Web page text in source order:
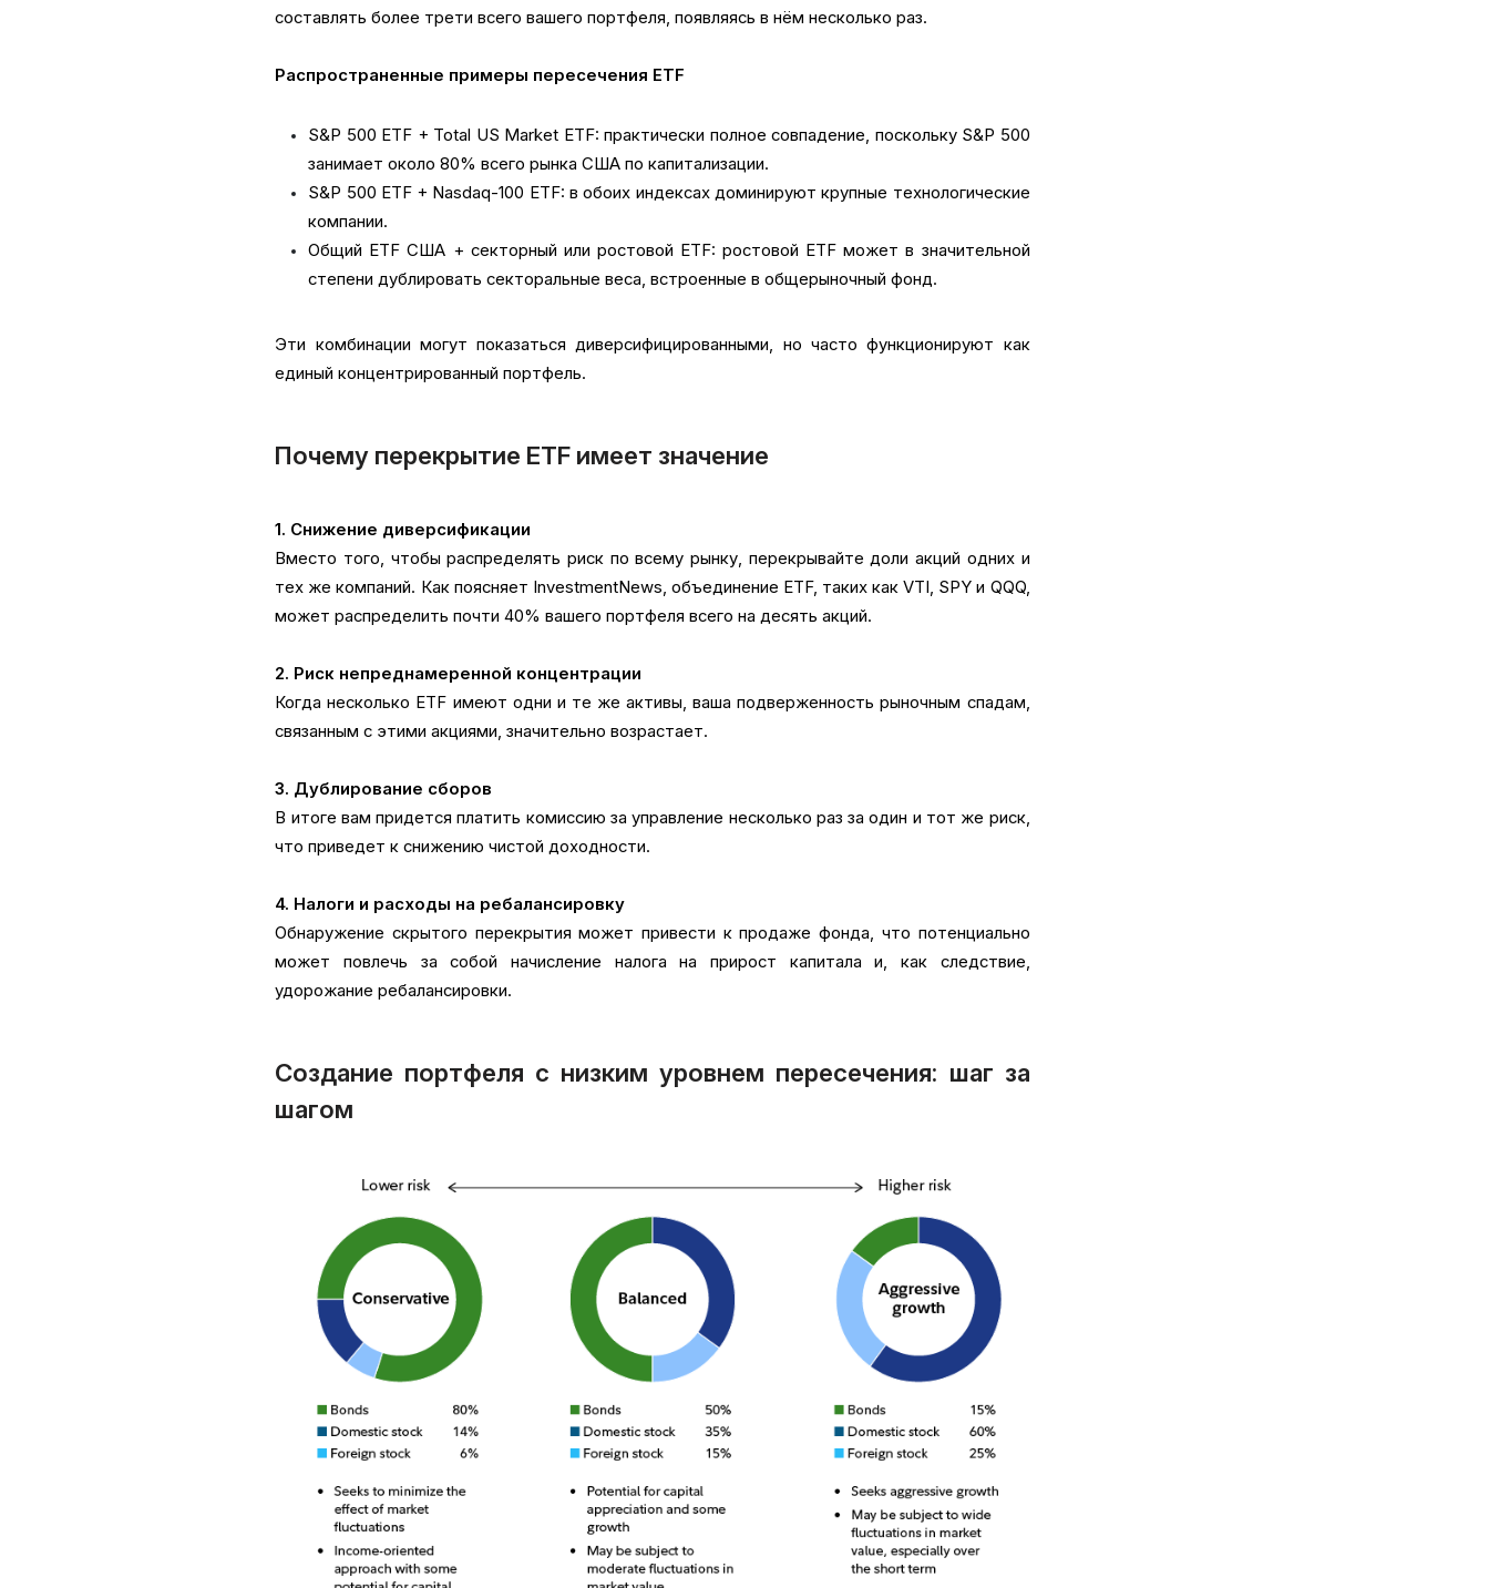
составлять более трети всего вашего портфеля, появляясь в нём несколько раз.
Распространенные примеры пересечения ETF
S&P 500 ETF + Total US Market ETF: практически полное совпадение, поскольку S&P 500
занимает около 80% всего рынка США по капитализации.
S&P 500 ETF + Nasdaq-100 ETF: в обоих индексах доминируют крупные технологические
компании.
Общий ETF США + секторный или ростовой ETF: ростовой ETF может в значительной
степени дублировать секторальные веса, встроенные в общерыночный фонд.
Эти комбинации могут показаться диверсифицированными, но часто функционируют как
единый концентрированный портфель.
Почему перекрытие ETF имеет значение
1. Снижение диверсификации
Вместо того, чтобы распределять риск по всему рынку, перекрывайте доли акций одних и
тех же компаний. Как поясняет InvestmentNews, объединение ETF, таких как VTI, SPY и QQQ,
может распределить почти 40% вашего портфеля всего на десять акций.
2. Риск непреднамеренной концентрации
Когда несколько ETF имеют одни и те же активы, ваша подверженность рыночным спадам,
связанным с этими акциями, значительно возрастает.
3. Дублирование сборов
В итоге вам придется платить комиссию за управление несколько раз за один и тот же риск,
что приведет к снижению чистой доходности.
4. Налоги и расходы на ребалансировку
Обнаружение скрытого перекрытия может привести к продаже фонда, что потенциально
может повлечь за собой начисление налога на прирост капитала и, как следствие,
удорожание ребалансировки.
Создание портфеля с низким уровнем пересечения: шаг за
шагом